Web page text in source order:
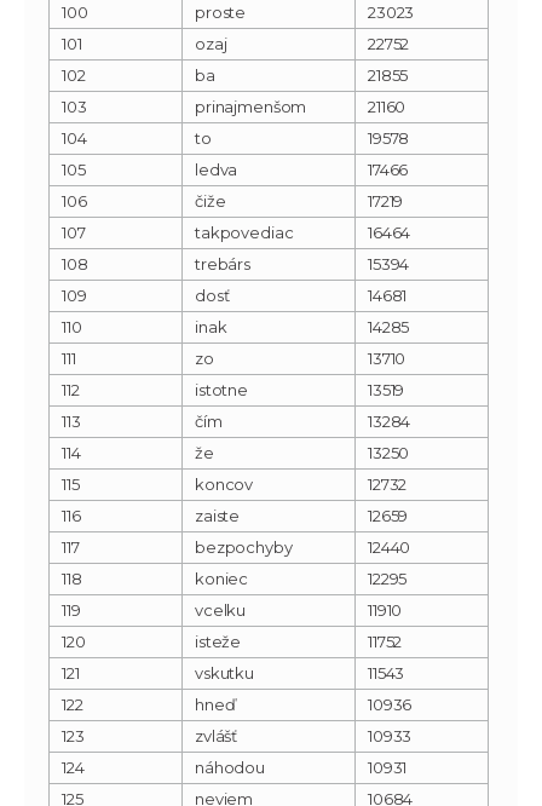
100
proste
23023
101
ozaj
22752
102
ba
21855
103
prinajmenšom
21160
104
to
19578
105
ledva
17466
106
čiže
17219
107
takpovediac
16464
108
trebárs
15394
109
dosť
14681
110
inak
14285
111
zo
13710
112
istotne
13519
113
čím
13284
114
že
13250
115
koncov
12732
116
zaiste
12659
117
bezpochyby
12440
118
koniec
12295
119
vcelku
11910
120
isteže
11752
121
vskutku
11543
122
hneď
10936
123
zvlášť
10933
124
náhodou
10931
125
neviem 10684